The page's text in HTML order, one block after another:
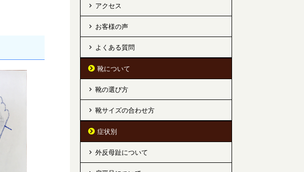
アクセス
お客様の声
よくある質問
靴について
靴の選び方
靴サイズの合わせ方
症状別
外反母趾について